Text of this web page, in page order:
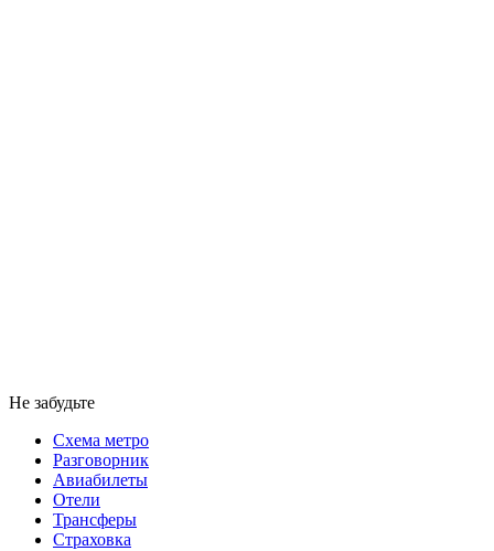
Не забудьте
Схема метро
Разговорник
Авиабилеты
Отели
Трансферы
Страховка